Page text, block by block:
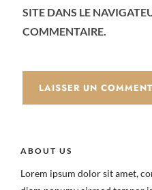
SITE DANS LE
COMMENTAIRE.
ABOUT US
Lorem ipsum dolor sit amet,